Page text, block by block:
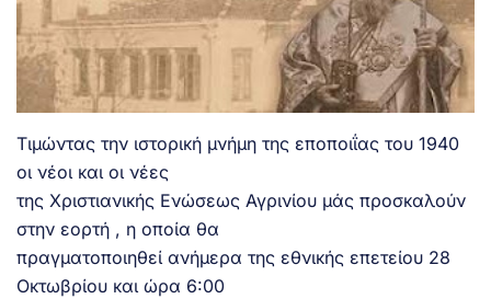
Τιμώντας την ιστορική μνήμη της εποποιΐας του 1940
οι νέοι και οι νέες
της Χριστιανικής Ενώσεως Αγρινίου μάς προσκαλούν
στην εορτή , η οποία θα
πραγματοποιηθεί ανήμερα της εθνικής επετείου 28
Οκτωβρίου και ώρα 6:00